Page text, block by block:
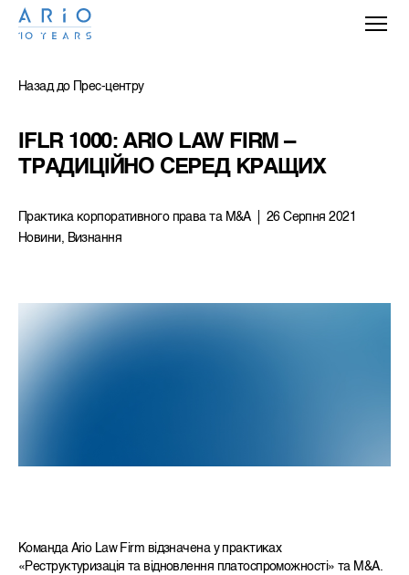
Назад до Прес-центру
IFLR 1000: ARIO LAW FIRM –
ТРАДИЦІЙНО СЕРЕД КРАЩИХ
Новини, Визнання
Практика корпоративного права та M&A 26 Серпня 2021
Команда Ario Law Firm відзначена у практиках
«Реструктуризація та відновлення платоспроможності» та M&A.